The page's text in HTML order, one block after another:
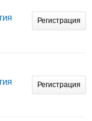
Регистрация
Регистрация